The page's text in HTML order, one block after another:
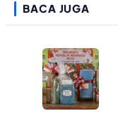
BACA JUGA